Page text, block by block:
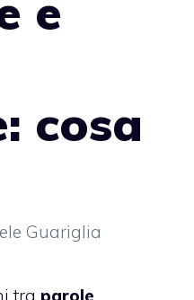
e
cosa
Guariglia
tra parole